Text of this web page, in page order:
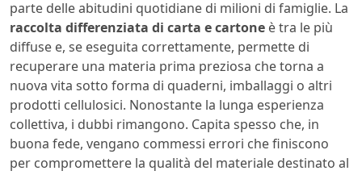
parte delle abitudini quotidiane di milioni di famiglie. La
raccolta differenziata di carta e cartone è tra le più
diffuse e, se eseguita correttamente, permette di
recuperare una materia prima preziosa che torna a
nuova vita sotto forma di quaderni, imballaggi o altri
prodotti cellulosici. Nonostante la lunga esperienza
collettiva, i dubbi rimangono. Capita spesso che, in
buona fede, vengano commessi errori che finiscono
per compromettere la qualità del materiale destinato al